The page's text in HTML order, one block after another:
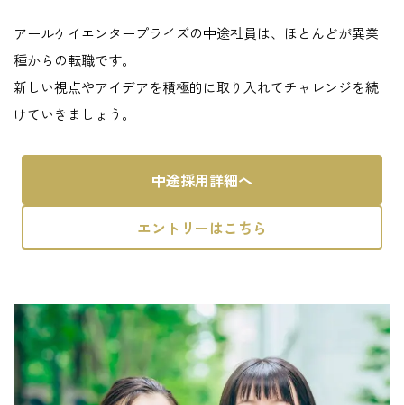
アールケイエンタープライズの中途社員は、ほとんどが異業
種からの転職です。
新しい視点やアイデアを積極的に取り入れてチャレンジを続
けていきましょう。
中途採用詳細へ
エントリーはこちら